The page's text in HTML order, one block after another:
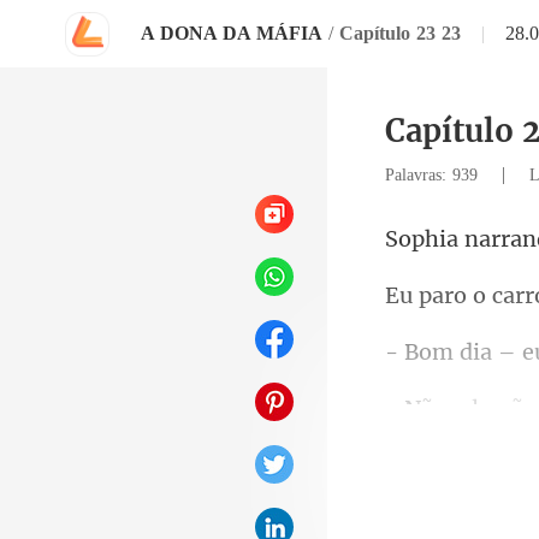
A DONA DA MÁFIA / Capítulo 23 23 |
Capítulo
Palavras: 939 |
a nar